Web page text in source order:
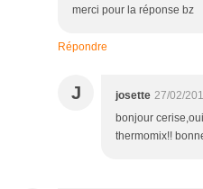
merci pour la réponse bz
Répondre
J josette 27/02/
bonjour
thermomix!!